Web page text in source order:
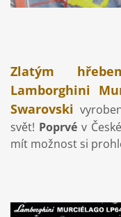
Zlatým
Lamborghini
Swarovski
svět! Poprvév
mít možnost si